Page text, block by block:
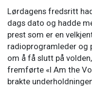
Lørdagens fredsritt
dags dato og hadde
prest som er en
radioprogramleder og
om å få slutt på
fremførte «I Am the
brakte